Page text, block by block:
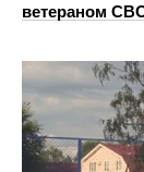
ветераном